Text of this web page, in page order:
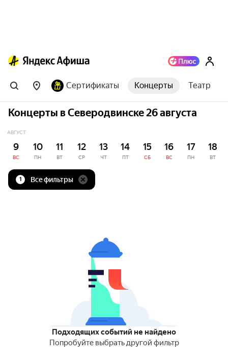
Сертификаты Концерты Театр
Концерты в Северодвинске 26 августа
АВГУСТ
9
ВС
10
ПН
11
ВТ
12
СР
13
ЧТ
14
ПТ
15
СБ
16
ВС
17
ПН
18
ВТ
1 Все фильтры
Подходящих событий не найдено
Попробуйте выбрать другой фильтр